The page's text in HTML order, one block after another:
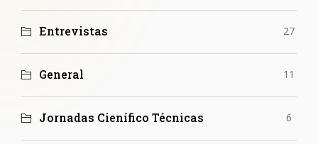
Entrevistas 27
General 11
Jornadas Cienífico Técnicas 6